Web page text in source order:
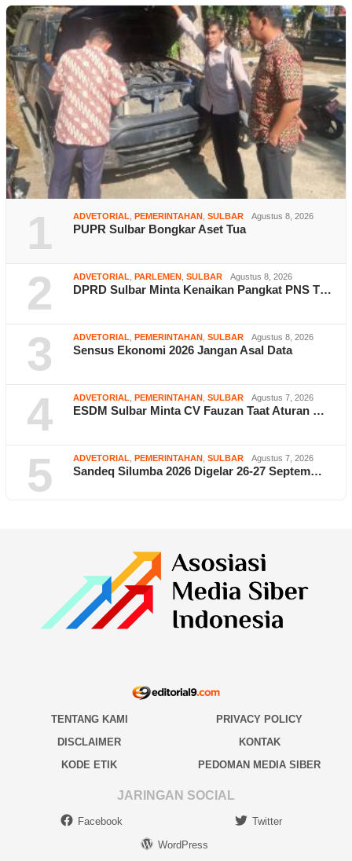
1 ADVETORIAL PEMERINTAHAN SULBAR Agustus 8, 2026
PUPR Sulbar Bongkar Aset Tua
2 ADVETORIAL PARLEMEN SULBAR Agustus 8, 2026
DPRD Sulbar Minta Kenaikan Pangkat PNS T…
3 ADVETORIAL PEMERINTAHAN SULBAR Agustus 8, 2026
Sensus Ekonomi 2026 Jangan Asal Data
4 ADVETORIAL PEMERINTAHAN SULBAR Agustus 7, 2026
ESDM Sulbar Minta CV Fauzan Taat Aturan …
5 ADVETORIAL PEMERINTAHAN SULBAR Agustus 7, 2026
Sandeq Silumba 2026 Digelar 26-27 Septem…
TENTANG KAMI
PRIVACY POLICY
DISCLAIMER
KONTAK
KODE ETIK
PEDOMAN MEDIA SIBER
JARINGAN SOCIAL
Facebook
Twitter
WordPress